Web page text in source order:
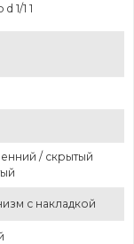
1/1 1
/ скрытый
с накладкой